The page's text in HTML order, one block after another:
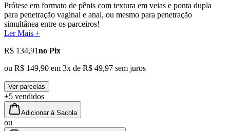
Prótese em formato de pênis com textura em veias e ponta dupla
para penetração vaginal e anal, ou mesmo para penetração
simultânea entre os parceiros!
Ler Mais +
R$ 134,91no Pix
ou R$ 149,90 em 3x de R$ 49,97 sem juros
Ver parcelas
+5 vendidos
Adicionar à Sacola
ou